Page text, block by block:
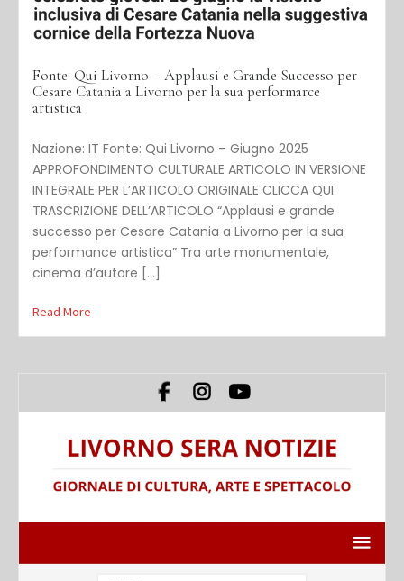
Fonte: Qui Livorno – Applausi e Grande Successo per
Cesare Catania a Livorno per la sua performarce
artistica
Nazione: IT Fonte: Qui Livorno – Giugno 2025
APPROFONDIMENTO CULTURALE ARTICOLO IN VERSIONE
INTEGRALE PER L’ARTICOLO ORIGINALE CLICCA QUI
TRASCRIZIONE DELL’ARTICOLO “Applausi e grande
successo per Cesare Catania a Livorno per la sua
performance artistica” Tra arte monumentale,
cinema d’autore […]
Read More